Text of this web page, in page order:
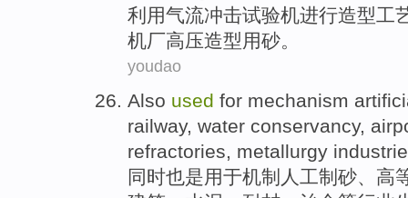
利用气流冲击试验机进行造型工
机厂高压造型用砂。
youdao
Also used for mechanism
railway, water conservancy,
refractories, metallurgy
同时也是用于机制 人工制 砂、 高